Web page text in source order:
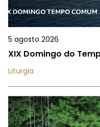
5 agosto 2026
XIX Domingo do
Liturgia